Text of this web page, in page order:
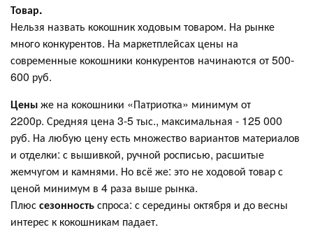
Товар.
Нельзя назвать кокошник ходовым товаром. На рынке
много конкурентов. На маркетплейсах цены на
современные кокошники конкурентов начинаются от 500-
600 руб.
Ценыже на кокошники «Патриотка» минимум от
2200р. Средняя цена 3-5 тыс., максимальная - 125 000
руб. На любую цену есть множество вариантов материалов
и отделки: с вышивкой, ручной росписью, расшитые
жемчугом и камнями. Но всё же: это не ходовой товар с
ценой минимум в 4 раза выше рынка.
Плюссезонностьспроса: с середины октября и до весны
интерес к кокошникам падает.